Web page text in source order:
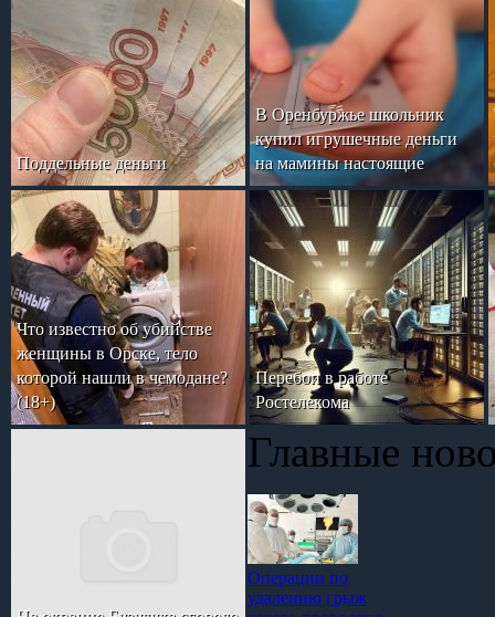
Поддельные деньги
В Оренбуржье школьник
купил игрушечные деньги
на мамины настоящие
Что известно об убийстве
женщины в Орске, тело
которой нашли в чемодане?
(18+)
Перебои в работе
Ростелекома
Главные
Операции по
удалению грыж